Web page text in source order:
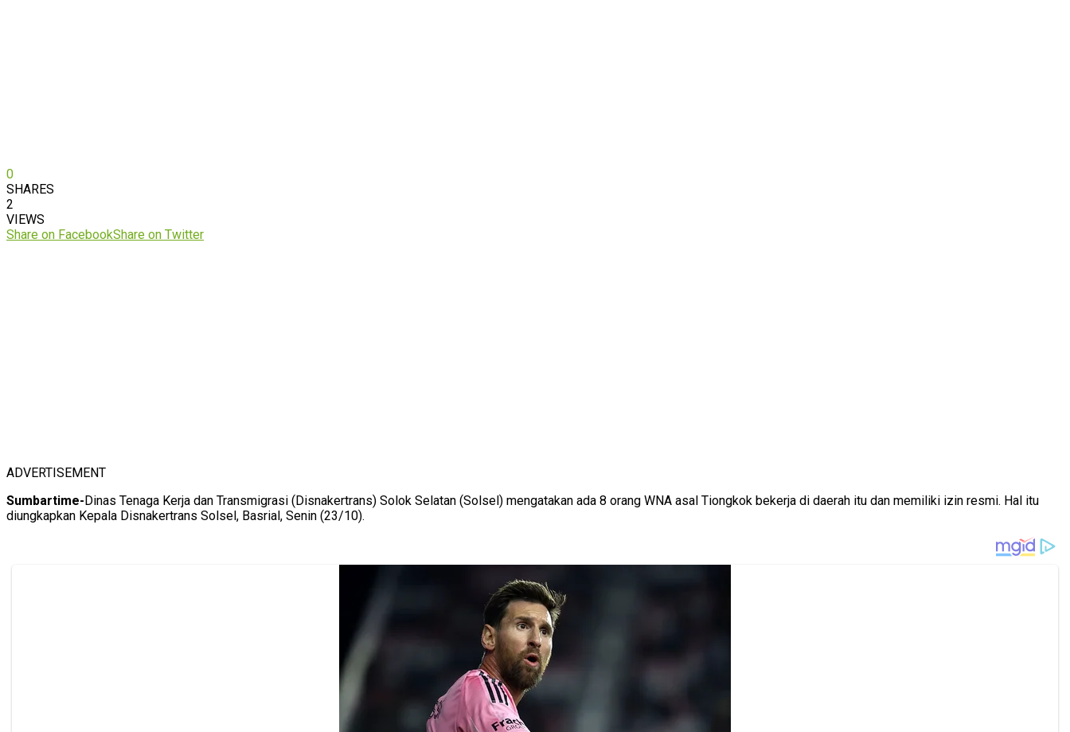
0
SHARES
2
VIEWS
Share on FacebookShare on Twitter
ADVERTISEMENT
Sumbartime-Dinas Tenaga Kerja dan Transmigrasi (Disnakertrans) Solok Selatan (Solsel) mengatakan ada 8 orang WNA asal Tiongkok bekerja di daerah itu dan memiliki izin resmi. Hal itu
diungkapkan Kepala Disnakertrans Solsel, Basrial, Senin (23/10).